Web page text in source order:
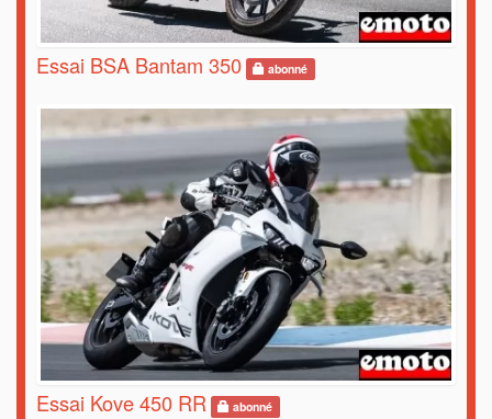
Essai BSA Bantam 350 abonné
Essai Kove 450 RR abonné